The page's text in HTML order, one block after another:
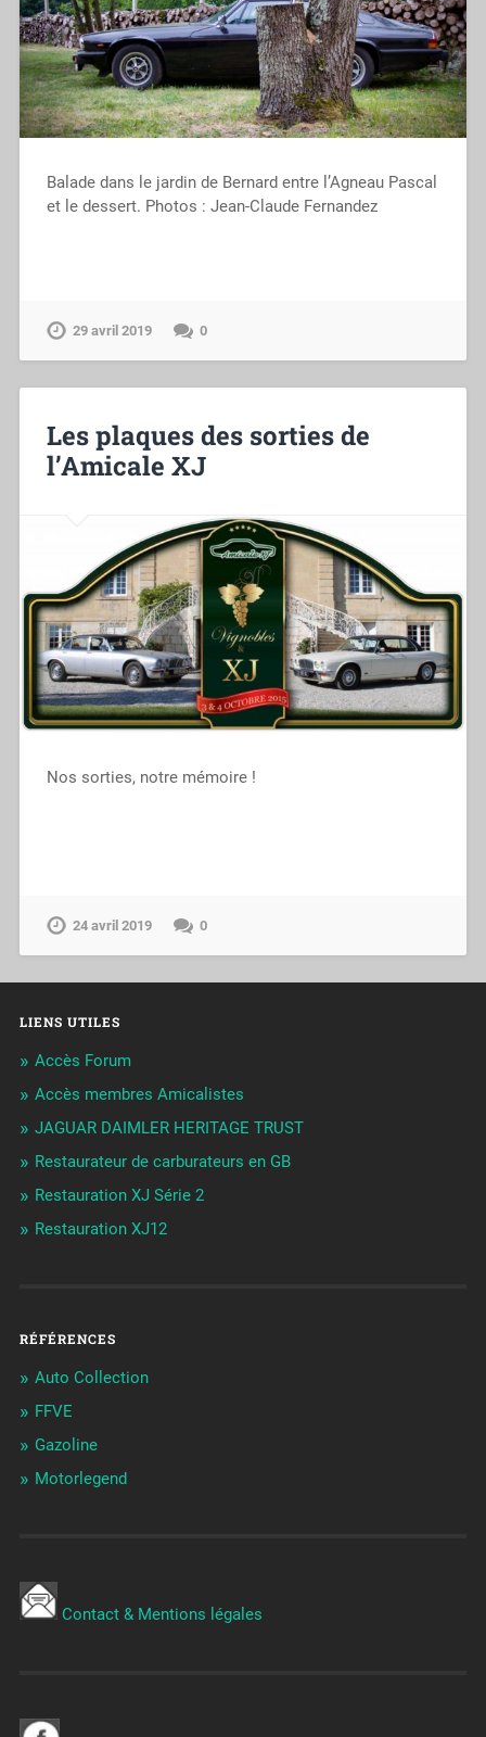
Balade dans le jardin de Bernard entre l’Agneau Pascal
et le dessert. Photos : Jean-Claude Fernandez
29 avril 2019 0
Les plaques des sorties de
l’Amicale XJ
Nos sorties, notre mémoire !
24 avril 2019 0
LIENS UTILES
Accès Forum
Accès membres Amicalistes
JAGUAR DAIMLER HERITAGE TRUST
Restaurateur de carburateurs en GB
Restauration XJ Série 2
Restauration XJ12
RÉFÉRENCES
Auto Collection
FFVE
Gazoline
Motorlegend
Contact & Mentions légales